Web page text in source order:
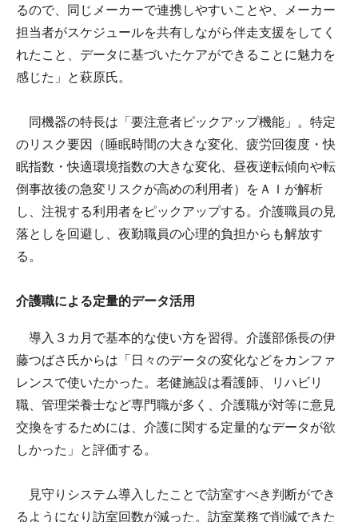
るので、同じメーカーで連携しやすいことや、メーカー
担当者がスケジュールを共有しながら伴走支援をしてく
れたこと、データに基づいたケアができることに魅力を
感じた」と萩原氏。
同機器の特長は「要注意者ピックアップ機能」。特定
のリスク要因（睡眠時間の大きな変化、疲労回復度・快
眠指数・快適環境指数の大きな変化、昼夜逆転傾向や転
倒事故後の急変リスクが高めの利用者）をＡＩが解析
し、注視する利用者をピックアップする。介護職員の見
落としを回避し、夜勤職員の心理的負担からも解放す
る。
介護職による定量的データ活用
導入３カ月で基本的な使い方を習得。介護部係長の伊
藤つばさ氏からは「日々のデータの変化などをカンファ
レンスで使いたかった。老健施設は看護師、リハビリ
職、管理栄養士など専門職が多く、介護職が対等に意見
交換をするためには、介護に関する定量的なデータが欲
しかった」と評価する。
見守りシステム導入したことで訪室すべき判断ができ
るようになり訪室回数が減った。訪室業務で削減できた